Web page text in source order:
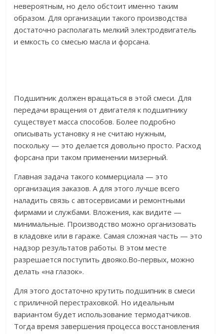
невероятным, но дело обстоит именно таким
образом. Для организации такого производства
достаточно располагать мелкий электродвигатель
и емкость со смесью масла и форсана.
Подшипник должен вращаться в этой смеси. Для
передачи вращения от двигателя к подшипнику
существует масса способов. Более подробно
описывать установку я не считаю нужным,
поскольку — это делается довольно просто. Расход
форсана при таком применении мизерный.
Главная задача такого коммерциала — это
организация заказов. А для этого лучше всего
наладить связь с автосервисами и ремонтными
фирмами и службами. Вложения, как видите —
минимальные. Производство можно организовать
в кладовке или в гараже. Самая сложная часть — это
надзор результатов работы. В этом месте
разрешается поступить двояко.Во-первых, можно
делать «на глазок».
Для этого достаточно крутить подшипник в смеси
с приличной перестраховкой. Но идеальным
вариантом будет использование термодатчиков.
Тогда время завершения процесса восстановления